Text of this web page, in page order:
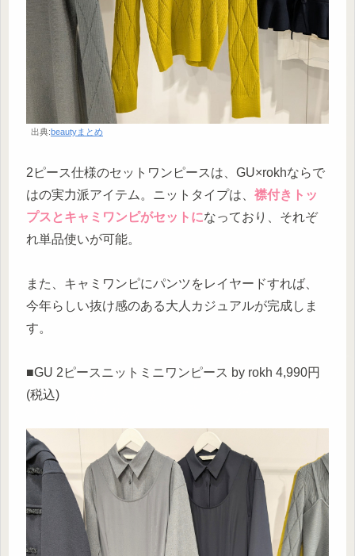
出典:beautyまとめ
2ピース仕様のセットワンピースは、GU×rokhならで
はの実力派アイテム。ニットタイプは、 襟付きトッ
プスとキャミワンピがセットになっており、それぞ
れ単品使いが可能。
また、キャミワンピにパンツをレイヤードすれば、
今年らしい抜け感のある大人カジュアルが完成しま
す。
■GU 2ピースニットミニワンピース by rokh 4,990円
(税込)